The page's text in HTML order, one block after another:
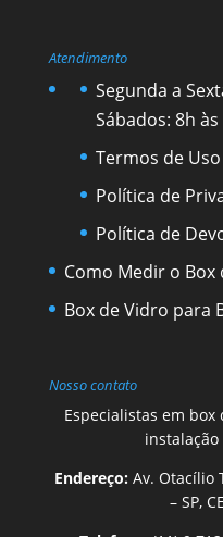
Atendimento
Segunda a
Sábados: 8h às
Termos de Uso
Política de
Política de
Como Medir o Box
Box de Vidro para
Nosso contato
Especialistas em
Endereço:Av. Otacílio
– SP,